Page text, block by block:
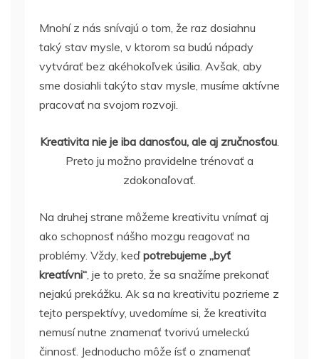
Mnohí z nás snívajú o tom, že raz dosiahnu
taký stav mysle, v ktorom sa budú nápady
vytvárať bez akéhokoľvek úsilia. Avšak, aby
sme dosiahli takýto stav mysle, musíme aktívne
pracovať na svojom rozvoji.
Kreativita nie je iba danosťou, ale aj zručnosťou.
Preto ju možno pravidelne trénovať a
zdokonaľovať.
Na druhej strane môžeme kreativitu vnímať aj
ako schopnosť nášho mozgu reagovať na
problémy. Vždy, keď potrebujeme „byť
kreatívni“, je to preto, že sa snažíme prekonať
nejakú prekážku. Ak sa na kreativitu pozrieme z
tejto perspektívy, uvedomíme si, že kreativita
nemusí nutne znamenať tvorivú umeleckú
činnosť. Jednoducho môže ísť o znamenať